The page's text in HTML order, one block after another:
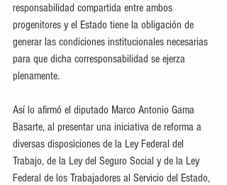
responsabilidad compartida entre ambos
progenitores y el Estado tiene la obligación de
generar las condiciones institucionales necesarias
para que dicha corresponsabilidad se ejerza
plenamente.
Así lo afirmó el diputado Marco Antonio Gama
Basarte, al presentar una iniciativa de reforma a
diversas disposiciones de la Ley Federal del
Trabajo, de la Ley del Seguro Social y de la Ley
Federal de los Trabajadores al Servicio del Estado,